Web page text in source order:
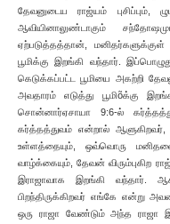
தேவனுடைய ராஜ்யம் புசிப்பும்,
ஆவியினாலுண்டாகும்
ஏற்படுத்தத்தான்,
பூமிக்கு இறங்கி வந்தார்.
கெடுக்கப்பட்ட பூமியை அகற்றி
அவதாரம் எடுத்து பூமிõக்கு
சொன்னார்ஏசாயா 9:6-ல்
கர்த்தத்துவம் என்றால்
உள்ளத்தையும், ஒவ்வொரு
வாழ்க்கையும், தேவன் விரும்புகிற
இராஜாவாக இறங்கி வந்தார்.
பிறந்திருக்கிறவர் எங்கே என்று
ஒரு ராஜா வேண்டும் அந்த ராஜா